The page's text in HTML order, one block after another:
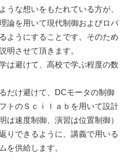
な想いをもたれている方が、
論を用いて現代制御およびロバ
ようにすることです。そのため
明させて頂きます。
避けて、高校で学ぶ程度の数
け避けて、DCモータの制御
トのＳｃｉｌａｂを用いて設計
は速度制御、演習は位置制御）
できるように、講義で用いる
を供給します。